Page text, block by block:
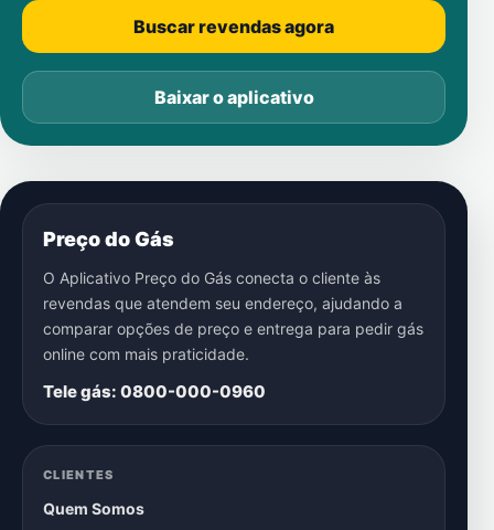
Buscar revendas agora
Baixar o aplicativo
Preço do Gás
O Aplicativo Preço do Gás conecta o cliente às
revendas que atendem seu endereço, ajudando a
comparar opções de preço e entrega para pedir gás
online com mais praticidade.
Tele gás: 0800-000-0960
CLIENTES
Quem Somos